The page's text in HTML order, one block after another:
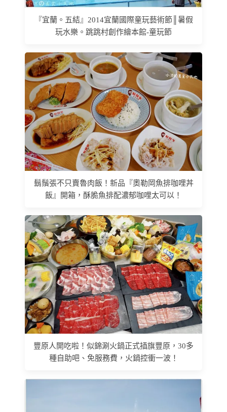
『宜蘭。五結』2014宜蘭國際童玩藝術節║暑假
玩水樂。跳跳村創作繪本館-童玩節
鬍鬚張不只賣魯肉飯！新品『奧勒岡魚排咖哩丼
飯』開箱，酥脆魚排配濃郁咖哩太可以！
豐原人開吃啦！似錦涮火鍋正式插旗豐原，30多
種自助吧、免服務費，火鍋控衝一波！